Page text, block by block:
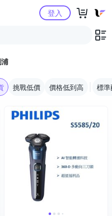
Yahoo購物中心登入
挑戰低價 價格低到高 標